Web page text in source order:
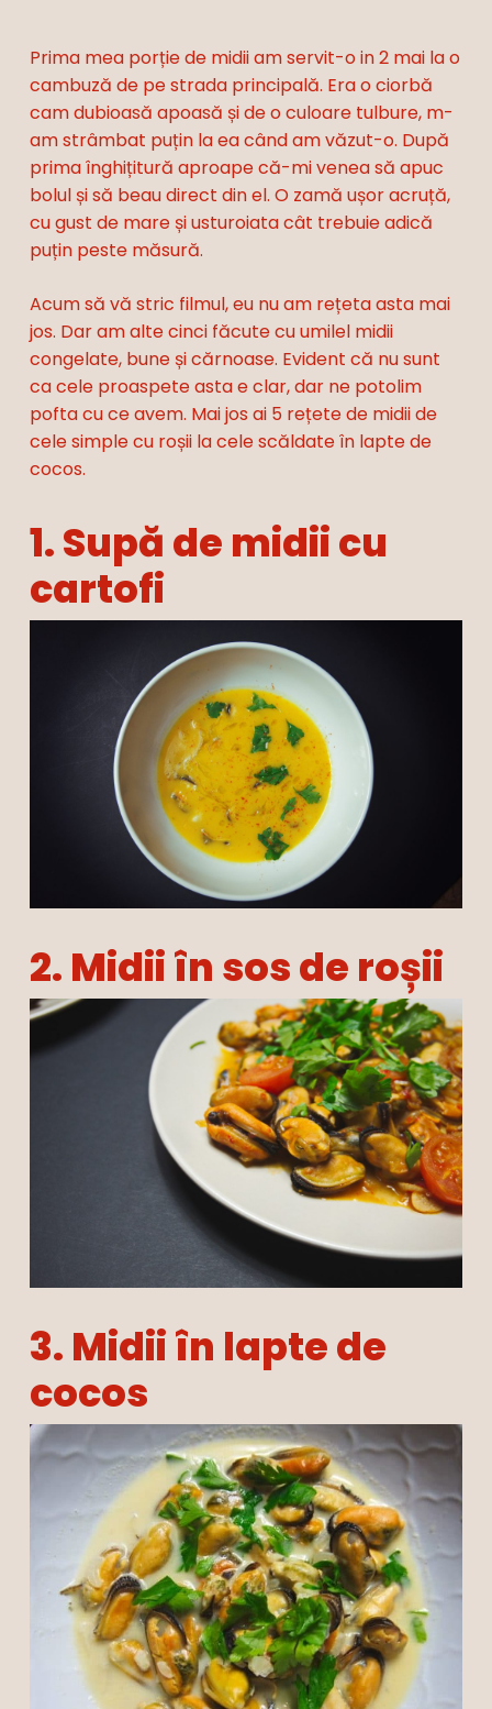
Prima mea porție de midii am servit-o in 2 mai la o
cambuză de pe strada principală. Era o ciorbă
cam dubioasă apoasă și de o culoare tulbure, m-
am strâmbat puțin la ea când am văzut-o. După
prima înghițitură aproape că-mi venea să apuc
bolul și să beau direct din el. O zamă ușor acruță,
cu gust de mare și usturoiata cât trebuie adică
puțin peste măsură.
Acum să vă stric filmul, eu nu am rețeta asta mai
jos. Dar am alte cinci făcute cu umilel midii
congelate, bune și cărnoase. Evident că nu sunt
ca cele proaspete asta e clar, dar ne potolim
pofta cu ce avem. Mai jos ai 5 rețete de midii de
cele simple cu roșii la cele scăldate în lapte de
cocos.
1. Supă de midii cu
cartofi
2. Midii în sos de roșii
3. Midii în lapte de
cocos